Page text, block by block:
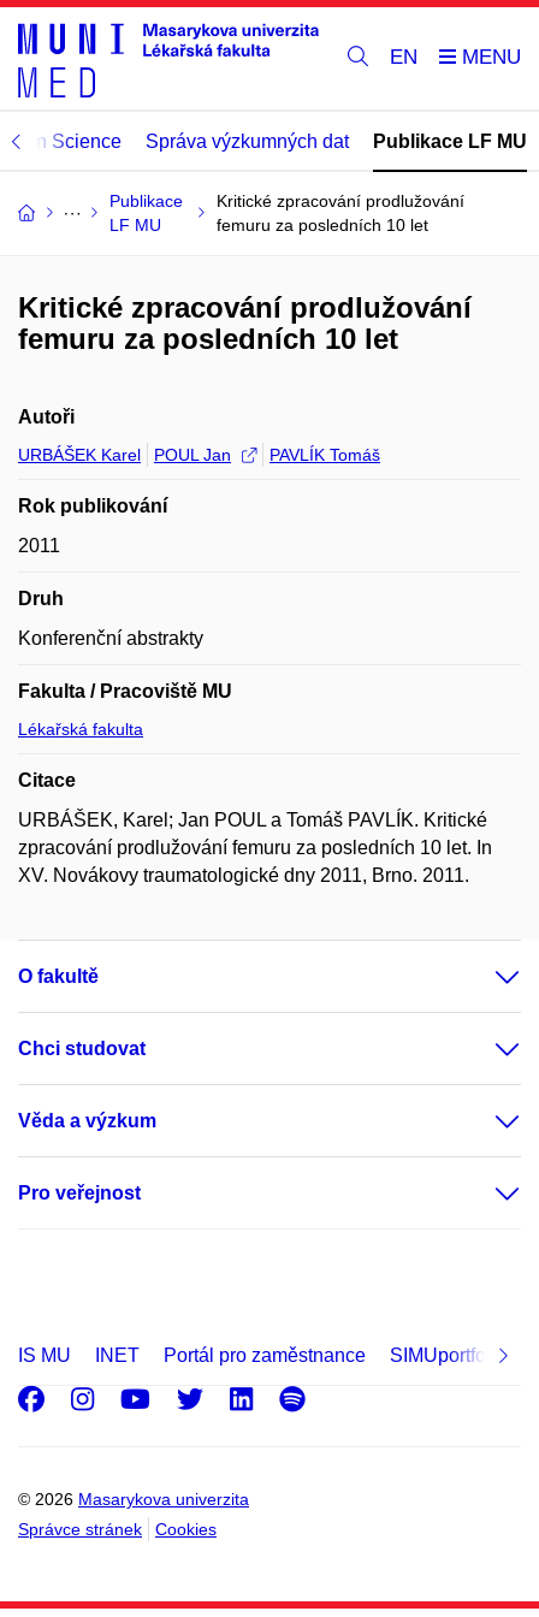
EN
Open Science Správa výzkumných dat Publikace LF MU
Publikace
LF MU
Kritické zpracování prodlužování
femuru za posledních 10 let
Kritické zpracování prodlužování
femuru za posledních 10 let
Autoři
URBÁŠEK Karel POUL Jan PAVLÍK Tomáš
Rok publikování
2011
Druh
Konferenční abstrakty
Fakulta / Pracoviště MU
Lékařská fakulta
Citace
URBÁŠEK, Karel; Jan POUL a Tomáš PAVLÍK. Kritické
zpracování prodlužování femuru za posledních 10 let. In
XV. Novákovy traumatologické dny 2011, Brno. 2011.
O fakultě
Chci studovat
Věda a výzkum
Pro veřejnost
IS MU INET Portál pro zaměstnance SIMUportfolio
© 2026 Masarykova univerzita
Správce stránek
Cookies
Facebook
Instagram
Youtube
Twitter
LinkedIn
Spotify